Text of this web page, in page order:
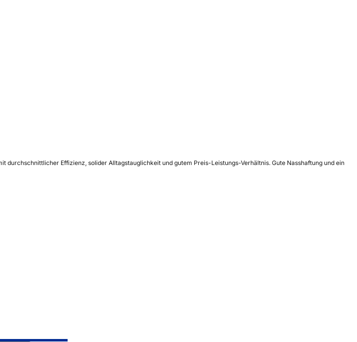
durchschnittlicher Effizienz, solider Alltagstauglichkeit und gutem Preis-Leistungs-Verhältnis. Gute Nasshaftung und ein